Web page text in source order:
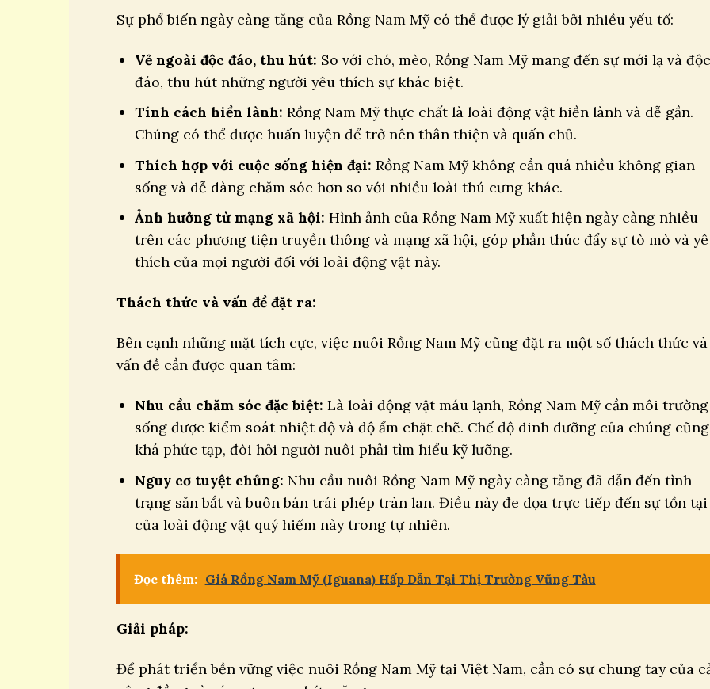
Sự phổ biến ngày càng tăng của Rồng Nam Mỹ có thể được lý giải bởi nhiều yếu tố:
Vẻ ngoài độc đáo, thu hút: So với chó, mèo, Rồng Nam Mỹ mang đến sự mới lạ và độc
đáo, thu hút những người yêu thích sự khác biệt.
Tính cách hiền lành: Rồng Nam Mỹ thực chất là loài động vật hiền lành và dễ gần.
Chúng có thể được huấn luyện để trở nên thân thiện và quấn chủ.
Thích hợp với cuộc sống hiện đại: Rồng Nam Mỹ không cần quá nhiều không gian
sống và dễ dàng chăm sóc hơn so với nhiều loài thú cưng khác.
Ảnh hưởng từ mạng xã hội: Hình ảnh của Rồng Nam Mỹ xuất hiện ngày càng nhiều
trên các phương tiện truyền thông và mạng xã hội, góp phần thúc đẩy sự tò mò và
thích của mọi người đối với loài động vật này.
Thách thức và vấn đề đặt ra:
Bên cạnh những mặt tích cực, việc nuôi Rồng Nam Mỹ cũng đặt ra một số thách thức và
vấn đề cần được quan tâm:
Nhu cầu chăm sóc đặc biệt: Là loài động vật máu lạnh, Rồng Nam Mỹ cần môi trường
sống được kiểm soát nhiệt độ và độ ẩm chặt chẽ. Chế độ dinh dưỡng của chúng cũng
khá phức tạp, đòi hỏi người nuôi phải tìm hiểu kỹ lưỡng.
Nguy cơ tuyệt chủng: Nhu cầu nuôi Rồng Nam Mỹ ngày càng tăng đã dẫn đến tình
trạng săn bắt và buôn bán trái phép tràn lan. Điều này đe dọa trực tiếp đến sự tồn tại
của loài động vật quý hiếm này trong tự nhiên.
Đọc thêm: Giá Rồng Nam Mỹ (Iguana) Hấp Dẫn Tại Thị Trường Vũng Tàu
Giải pháp:
Để phát triển bền vững việc nuôi Rồng Nam Mỹ tại Việt Nam, cần có sự chung tay của